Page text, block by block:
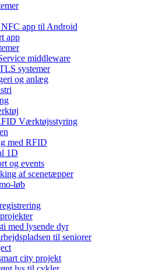
app til Android
app
middleware
systemer
og anlæg
Værktøjsstyring
med RFID
1D
og events
af scenetæpper
løb
med lysende dyr
til seniorer
city projekt